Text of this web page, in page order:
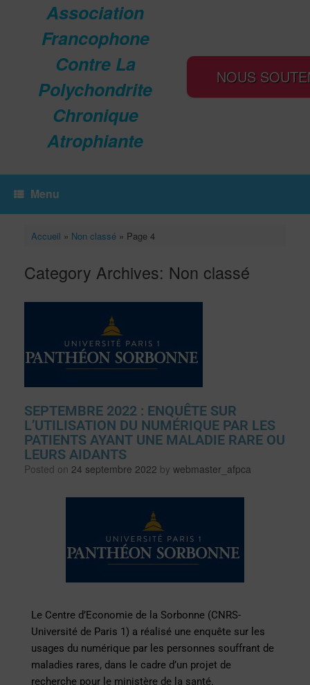
Association
Francophone
Contre La
Polychondrite
Chronique
Atrophiante
NOUS
Menu
Accueil » Non classé» Page 4
Category Archives: Non classé
SEPTEMBRE 2022 : ENQUÊTE SUR
L’UTILISATION DU NUMÉRIQUE PAR LES
PATIENTS AYANT UNE MALADIE RARE OU
LEURS AIDANTS
Posted on 24 septembre 2022 by webmaster_afpca
Le Centre d’Economie de la Sorbonne (CNRS-
Université de Paris 1) a réalisé une enquête sur les
usages du numérique par les personnes souffrant de
maladies rares, dans le cadre d’un projet de
recherche pour le ministère de la santé.